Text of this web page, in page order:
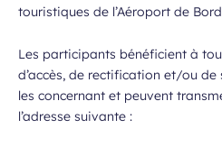
touristiques de l’Aéroport de
Les participants bénéficient à
d’accès, de rectification et/ou de
les concernant et peuvent
l’adresse suivante :